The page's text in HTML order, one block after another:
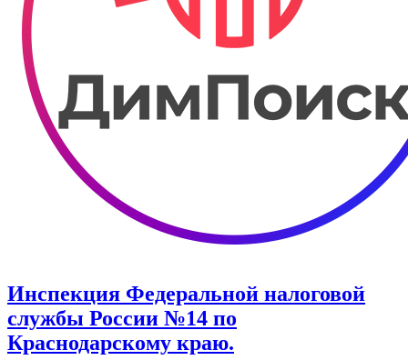
Инспекция Федеральной налоговой
службы России №14 по
Краснодарскому краю.